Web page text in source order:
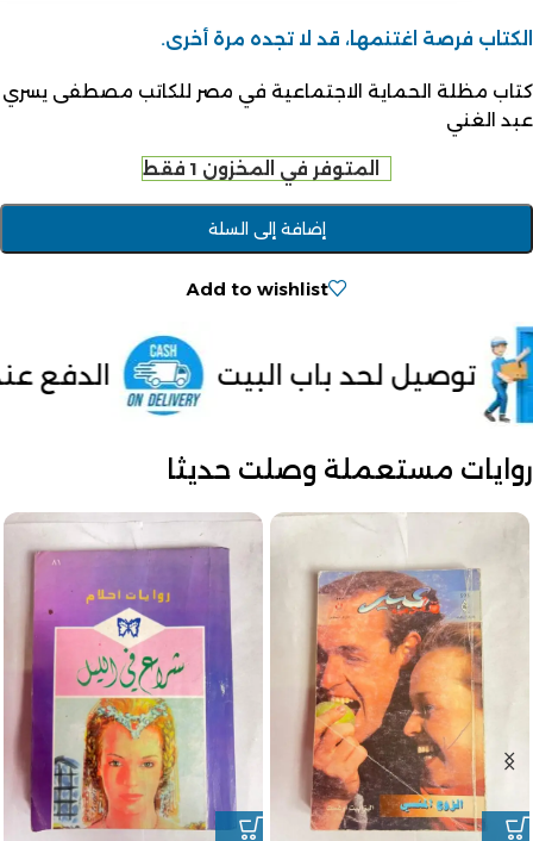
الكتاب فرصة اغتنمها، قد لا تجده مرة أخرى.
كتاب مظلة الحماية الاجتماعية في مصر للكاتب مصطفى يسري
عبد الغني
المتوفر في المخزون 1 فقط
إضافة إلى السلة
Add to wishlist
الدفع عند الاستلام داخل البيت
روايات مستعملة وصلت حديثا